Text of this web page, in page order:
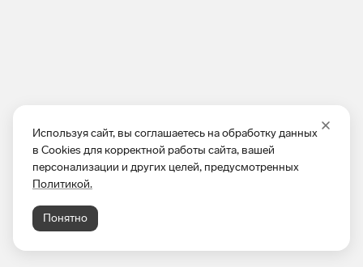
Используя сайт, вы соглашаетесь на обработку данных
в Cookies для корректной работы сайта, вашей
персонализации и других целей, предусмотренных
Политикой.
Понятно